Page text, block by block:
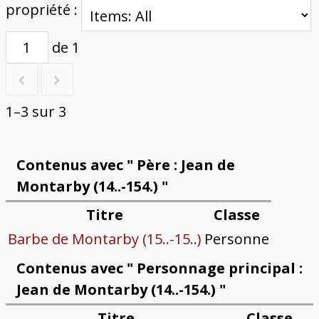
propriété :
de 1
1–3 sur 3
Contenus avec " Père : Jean de
Montarby (14..-154.) "
Titre
Classe
Barbe de Montarby (15..-15..) Personne
Contenus avec " Personnage principal :
Jean de Montarby (14..-154.) "